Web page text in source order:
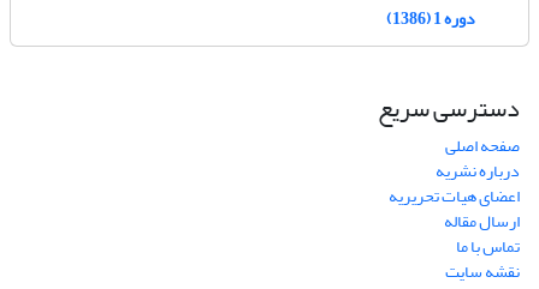
دوره 1 (1386)
دسترسی سریع
صفحه اصلی
درباره نشریه
اعضای هیات تحریریه
ارسال مقاله
تماس با ما
نقشه سایت